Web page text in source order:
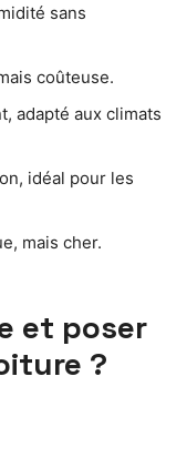
sans
coûteuse.
adapté aux climats
idéal pour les
mais cher.
et poser
?